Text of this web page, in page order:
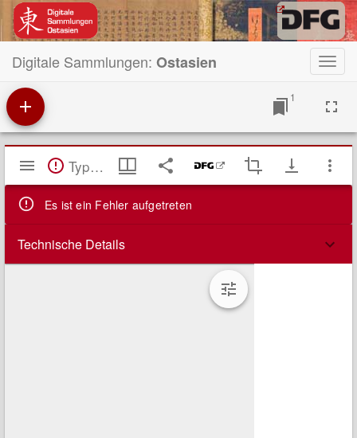
Digitale Sammlungen: Ostasien
1
Mirador
Viewer TypeError: Failed to fetch
Es ist ein Fehler aufgetreten
Technische Details